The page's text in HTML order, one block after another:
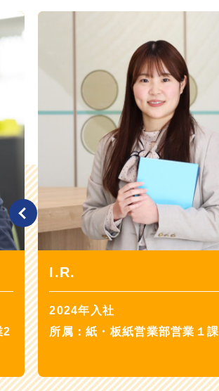
2
I.R.
2024年入社
所属：紙・板紙営業部営業１課